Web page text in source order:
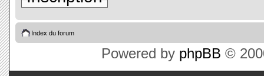
Index du forum
Powered by phpBB ©